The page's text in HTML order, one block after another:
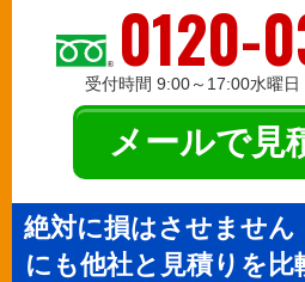
0120-
受付時間 9:00～17:00水曜日
メールで見
絶対に損はさせません
にも他社と見積りを比